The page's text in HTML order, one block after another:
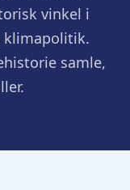
vinkel i
klimapolitik.
samle,